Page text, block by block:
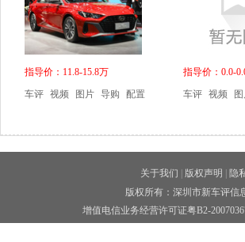
指导价：11.8-15.8万
车评 视频 图片 导购 配置
指导价：0.0-
车评 视频
关于我们 版权声明 隐
版权所有：深圳市新车评信
增值电信业务经营许可证粤B2-